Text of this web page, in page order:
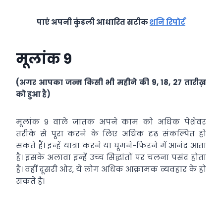
पाएं अपनी कुंडली आधारित सटीकशनि रिपोर्ट
मूलांक 9
(अगर आपका जन्म किसी भी महीने की 9, 18, 27 तारीख़
को हुआ है)
मूलांक 9 वाले जातक अपने काम को अधिक पेशेवर
तरीके से पूरा करने के लिए अधिक दृढ़ संकल्पित हो
सकते हैं। इन्‍हें यात्रा करने या घूमने-फिरने में आनंद आता
है। इसके अलावा इन्‍हें उच्‍च सिद्धांतों पर चलना पसंद होता
है। वहीं दूसरी ओर, ये लोग अधिक आक्रामक व्‍यवहार के हो
सकते हैं।